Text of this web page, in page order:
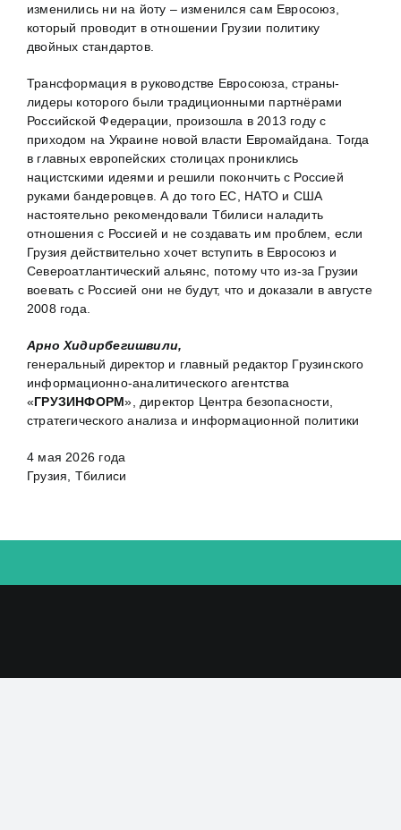
изменились ни на йоту – изменился сам Евросоюз,
который проводит в отношении Грузии политику
двойных стандартов.
Трансформация в руководстве Евросоюза, страны-
лидеры которого были традиционными партнёрами
Российской Федерации, произошла в 2013 году с
приходом на Украине новой власти Евромайдана. Тогда
в главных европейских столицах прониклись
нацистскими идеями и решили покончить с Россией
руками бандеровцев. А до того ЕС, НАТО и США
настоятельно рекомендовали Тбилиси наладить
отношения с Россией и не создавать им проблем, если
Грузия действительно хочет вступить в Евросоюз и
Североатлантический альянс, потому что из-за Грузии
воевать с Россией они не будут, что и доказали в августе
2008 года.
Арно Хидирбегишвили,
генеральный директор и главный редактор Грузинского
информационно-аналитического агентства
«ГРУЗИНФОРМ», директор Центра безопасности,
стратегического анализа и информационной политики
4 мая 2026 года
Грузия, Тбилиси